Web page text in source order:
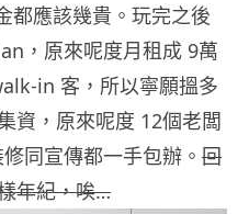
都應該幾貴。玩完之後
，原來呢度月租成 9萬
in 客，所以寧願搵多
資，原來呢度 12個老闆
同宣傳都一手包辦。 回
年紀，唉…